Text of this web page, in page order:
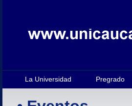
La Universidad Pregrado